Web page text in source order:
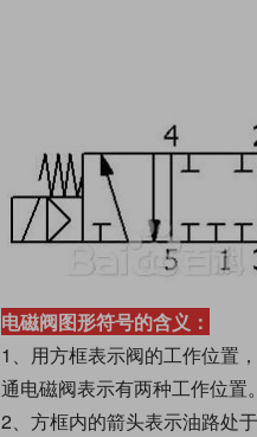
电磁阀图形符号的含义：
1、用方框表示阀的工作位置
通电磁阀表示有两种工作位置。
2、方框内的箭头表示油路处